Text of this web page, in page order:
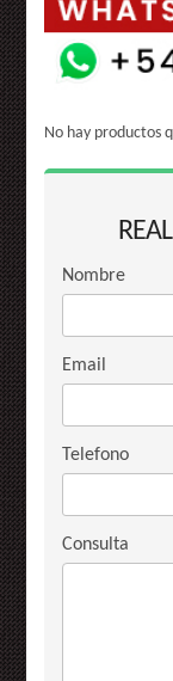
No hay productos
Nombre
Email
Telefono
Consulta